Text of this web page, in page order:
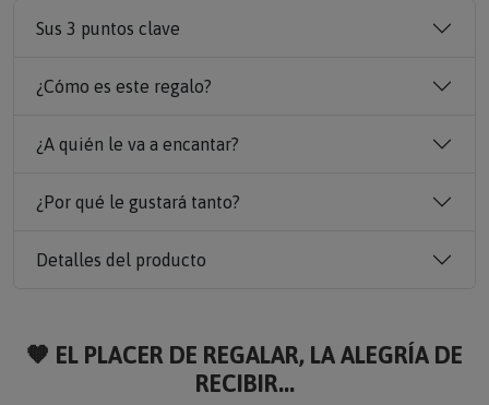
Sus 3 puntos clave
¿Cómo es este regalo?
¿A quién le va a encantar?
¿Por qué le gustará tanto?
Detalles del producto
🧡 EL PLACER DE REGALAR, LA ALEGRÍA DE
RECIBIR...